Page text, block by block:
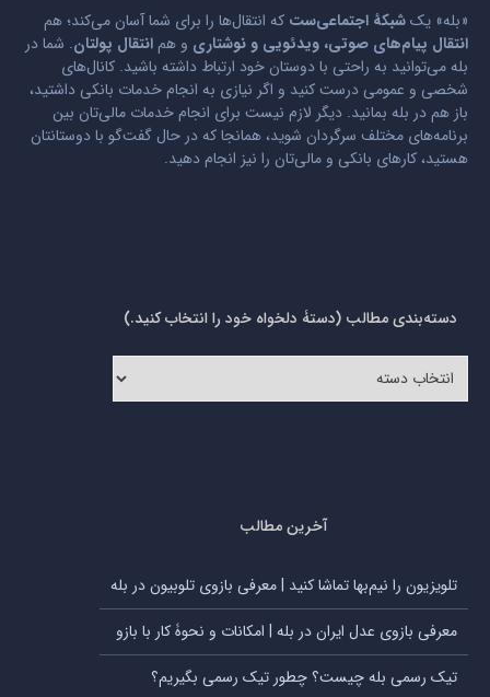
«بله» یکشبکۀ اجتماعی‌ست که انتقال‌ها را برای شما آسان می‌کند؛ هم
انتقال پیام‌های صوتی، ویدئویی و نوشتاری و هم انتقال پولتان. شما در
بله می‌توانید به راحتی با دوستان خود ارتباط داشته باشید. کانال‌های
شخصی و عمومی درست کنید و اگر نیازی به انجام خدمات بانکی داشتید،
باز هم در بله بمانید. دیگر لازم نیست برای انجام خدمات مالی‌تان بین
برنامه‌های مختلف سرگردان شوید، همانجا که در حال گفت‌گو با دوستانتان
هستید، کارهای بانکی و مالی‌تان را نیز انجام دهید.
دسته‌بندی مطالب (دستۀ دلخواه خود را انتخاب کنید.)
مطالب
آخرین مطالب
تلویزیون را نیم‌بها تماشا کنید | معرفی بازوی تلوبیون در بله
معرفی بازوی عدل ایران در بله | امکانات و نحوۀ کار با بازو
تیک رسمی بله چیست؟ چطور تیک رسمی بگیریم؟